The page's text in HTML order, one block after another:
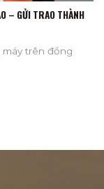
– GỬI TRAO THÀNH
máy trên đồng